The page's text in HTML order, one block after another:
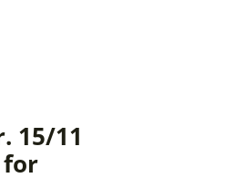
15/11
for